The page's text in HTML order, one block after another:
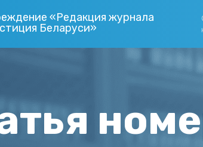
«Редакция журнала
Беларуси»